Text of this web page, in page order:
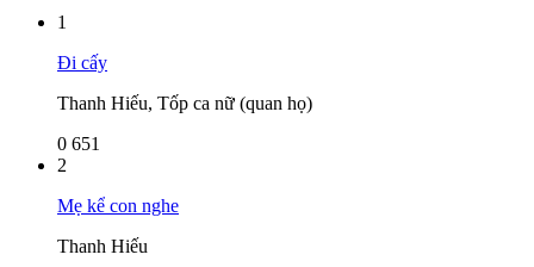
1
Đi cấy
Thanh Hiếu, Tốp ca nữ (quan họ)
0 651
2
Mẹ kể con nghe
Thanh Hiếu